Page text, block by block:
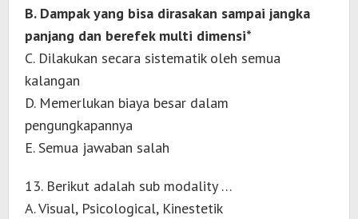
B. Dampak yang bisa dirasakan sampai jangka
panjang dan berefek multi dimensi*
C. Dilakukan secara sistematik oleh semua
kalangan
D. Memerlukan biaya besar dalam
pengungkapannya
E. Semua jawaban salah
13. Berikut adalah sub modality …
A. Visual, Psicological, Kinestetik